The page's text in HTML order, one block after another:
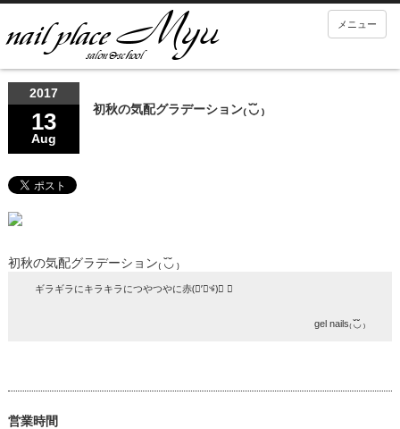
メニュー
2017
13
Aug
初秋の気配グラデーション₍ ◟̆◞̆ ₎
初秋の気配グラデーション₍ ◟̆◞̆ ₎
ギラギラにキラキラにつやつやに赤(⃘’⃙৺`⃙)⃘ ☆
gel nails₍ ◟̆◞̆ ₎
営業時間